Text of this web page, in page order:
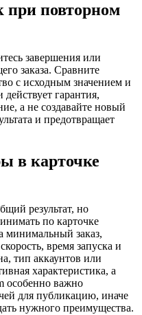
при повторном
завершения или
заказа. Сравните
с исходным значением и
гарантия,
а не создавайте новый
и предотвращает
в карточке
результат, но
по карточке
минимальный заказ,
время запуска и
тип аккаунтов или
характеристика, а
особенно важно
для публикацию, иначе
нужного преимущества.